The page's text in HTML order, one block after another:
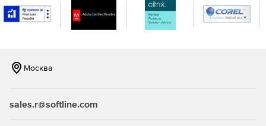
Москва
sales.r@softline.com